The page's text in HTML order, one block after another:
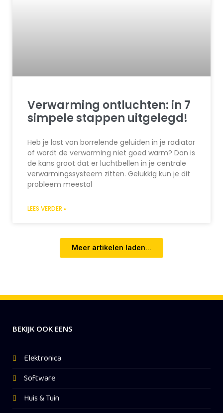
Verwarming ontluchten: in 7
simpele stappen uitgelegd!
Heb je last van borrelende geluiden in je radiator
of wordt de verwarming niet goed warm? Dan is
de kans groot dat er luchtbellen in je centrale
verwarmingssysteem zitten. Gelukkig kun je dit
probleem meestal
LEES VERDER »
Meer artikelen laden...
BEKIJK OOK EENS
Elektronica
Software
Huis & Tuin